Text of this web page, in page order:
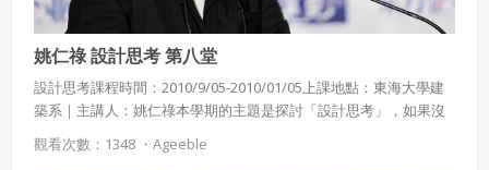
姚仁祿 設計思考 第八堂
設計思考課程時間：2010/9/05-2010/01/05上課地點：東海大學建
築系｜主講人：姚仁祿本學期的主題是探討「設計思考」，如果沒
有設計思考的訓練，創意經常是天馬行空、無法落實。設計的基本
概念是要以直覺導航，並以知識續航。並探討社會為何需要新形態
觀看次數：1348 ・ Ageeble